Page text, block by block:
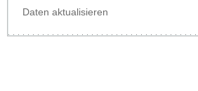
Daten aktualisieren